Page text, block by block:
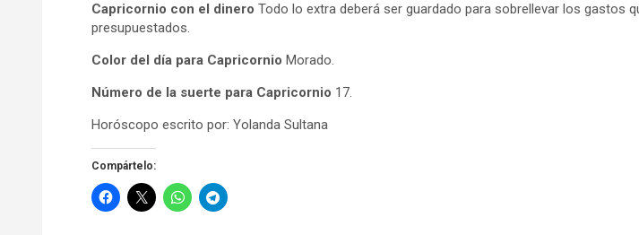
Capricornio con el dinero Todo lo extra deberá ser guardado para sobrellevar los gastos
presupuestados.
Color del día para Capricornio Morado.
Número de la suerte para Capricornio 17.
Horóscopo escrito por: Yolanda Sultana
Compártelo: